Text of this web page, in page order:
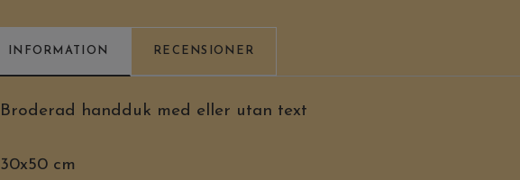
INFORMATION RECENSIONER
Broderad handduk med eller utan text
30x50 cm